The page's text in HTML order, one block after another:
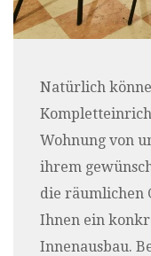
Natürlich
Wohnung von
ihrem
die räumlichen
Ihnen ein
Innenausbau.